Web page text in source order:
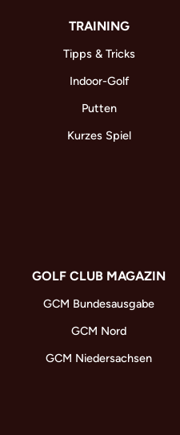
TRAINING
Tipps & Tricks
Indoor-Golf
Putten
Kurzes Spiel
GOLF CLUB MAGAZIN
GCM Bundesausgabe
GCM Nord
GCM Niedersachsen